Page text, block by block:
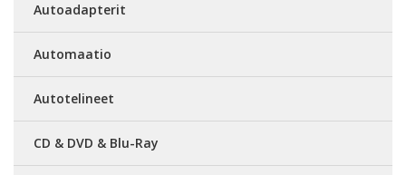
Autoadapterit
Automaatio
Autotelineet
CD & DVD & Blu-Ray